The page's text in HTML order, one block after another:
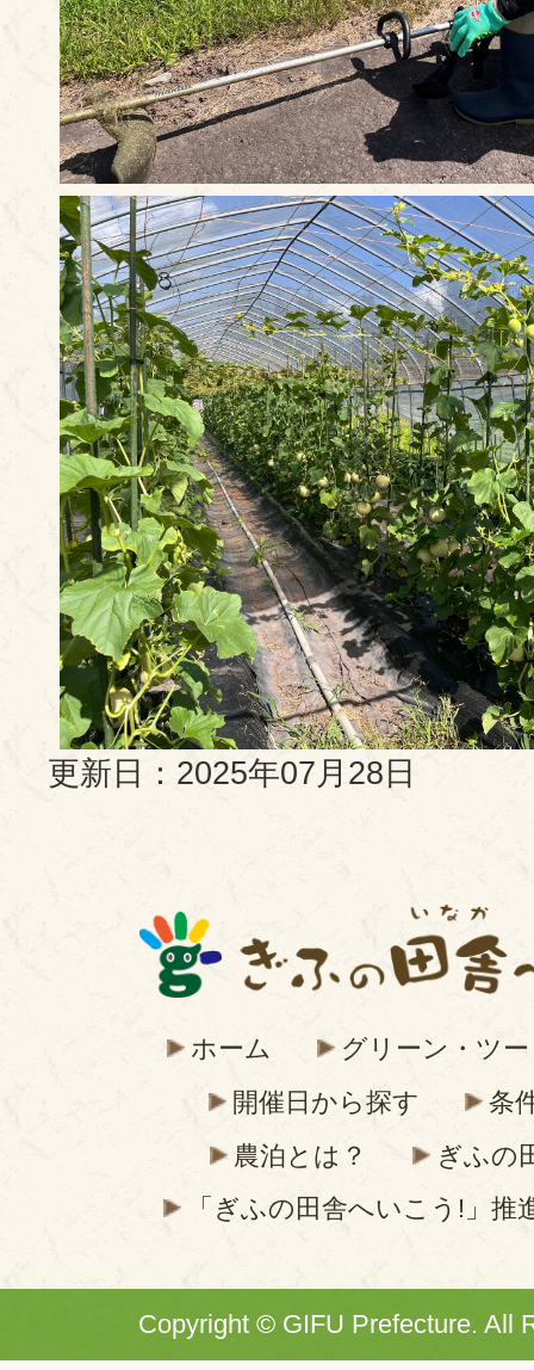
更新日：2025年07月28日
ホーム
グリーン・ツ
開催日から探す
条
農泊とは？
ぎふの
「ぎふの田舎へいこう!」推
Copyright © GIFU Prefecture. All